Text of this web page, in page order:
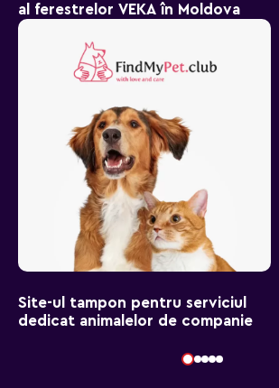
al ferestrelor VEKA în Moldova
Site-ul tampon pentru serviciul
dedicat animalelor de companie